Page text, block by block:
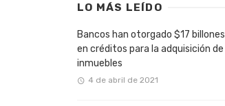
LO MÁS LEÍDO
Bancos han otorgado $17 billones
en créditos para la adquisición de
inmuebles
4 de abril de 2021